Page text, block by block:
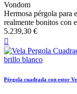
Vondom
Hermosa pérgola para
realmente bonitos con
5.239,30 €

Pérgola cuadrada con estor